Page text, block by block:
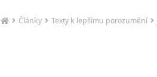
Články Texty k lepšímu porozumění